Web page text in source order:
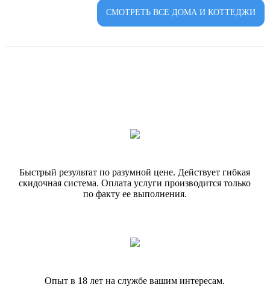
СМОТРЕТЬ ВСЕ ДОМА И КОТТЕДЖИ
Быстрый результат по разумной цене. Действует гибкая
скидочная система. Оплата услуги производится только
по факту ее выполнения.
Опыт в 18 лет на службе вашим интересам.